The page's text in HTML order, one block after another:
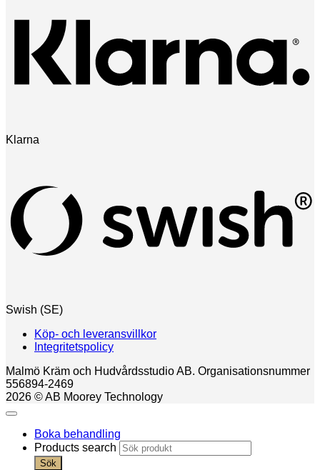
Klarna
Swish (SE)
Köp- och leveransvillkor
Integritetspolicy
Malmö Kräm och Hudvårdsstudio AB. Organisationsnummer
556894-2469
2026 © AB Moorey Technology
Boka behandling
Products search
Sök